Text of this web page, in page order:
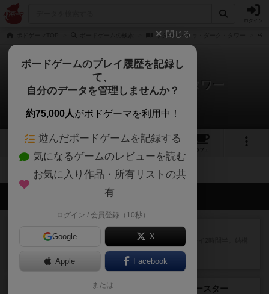
リターン・トゥ・ダーク・タワー
リターン・トゥ・ダーク・タワー
拡張/関連作品 0件
2 1 2
カフェ
会員の新しい投稿
マーリン
４人プレイ。インスト1時間プレイ2時間半。結構
ダイス運と手札のカード運...
by oliber
アンブッシュ！：シルバースター
閉じる
ボードゲームのプレイ履歴を記録し
て、
自分のデータを管理しませんか？
約75,000人がボドゲーマを利用中！
遊んだボードゲームを記録する
気になるゲームのレビューを読む
お気に入り作品・所有リストの共
有
ログイン / 会員登録（10秒）
Google X
Apple Facebook
または